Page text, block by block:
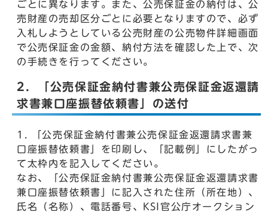
ごとに異なります。また、公売保証金の納付は、公
売財産の売却区分ごとに必要となりますので、必ず
入札しようとしている公売財産の公売物件詳細画面
で公売保証金の金額、納付方法を確認した上で、次
の手続きを行ってください。
2．「公売保証金納付書兼公売保証金返還請
求書兼口座振替依頼書」の送付
「公売保証金納付書兼公売保証金返還請求書兼
口座振替依頼書」を印刷し、「記載例」にしたがっ
て太枠内を記入してください。
なお、「公売保証金納付書兼公売保証金返還請求書
兼口座振替依頼書」に記入された住所（所在地）、
氏名（名称）、電話番号、KSI官公庁オークション